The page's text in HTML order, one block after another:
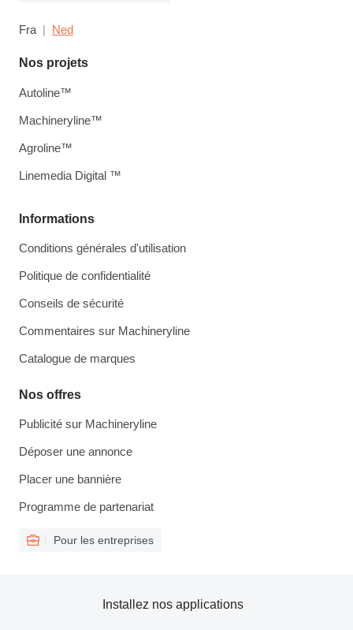
Fra Ned
Informations
Conditions générales d'utilisation
Politique de confidentialité
Conseils de sécurité
Commentaires sur Machineryline
Catalogue de marques
Nos offres
Publicité sur Machineryline
Déposer une annonce
Placer une bannière
Programme de partenariat
Pour les entreprises
Nos projets
Autoline™
Machineryline™
Agroline™
Linemedia Digital ™
Installez nos applications